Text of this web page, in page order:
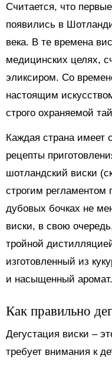
Считается, что
появились в
века. В те времена
медицинских целях,
эликсиром. Со
настоящим
строго охраняемой
Каждая страна имеет
рецепты
шотландский виски
строгим регламентом
дубовых бочках не
виски, в свою
тройной
изготовленный из
и насыщенный аромат.
Как правильно
Дегустация виски –
требует внимания к